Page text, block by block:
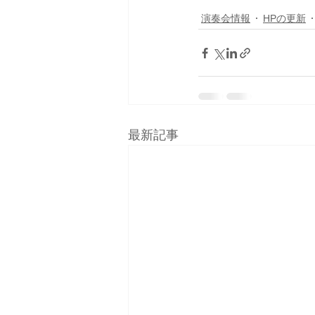
演奏会情報 HPの更新
最新記事